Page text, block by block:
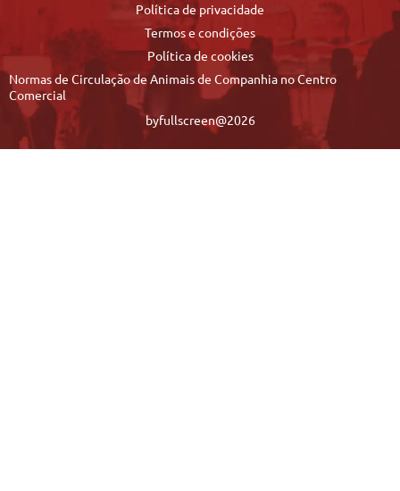
Política de privacidade
Termos e condições
Política de cookies
Normas de Circulação de Animais de Companhia no Centro
Comercial
byfullscreen@2026